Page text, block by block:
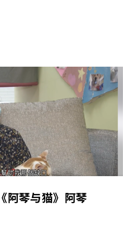
阿琴与猫》阿琴